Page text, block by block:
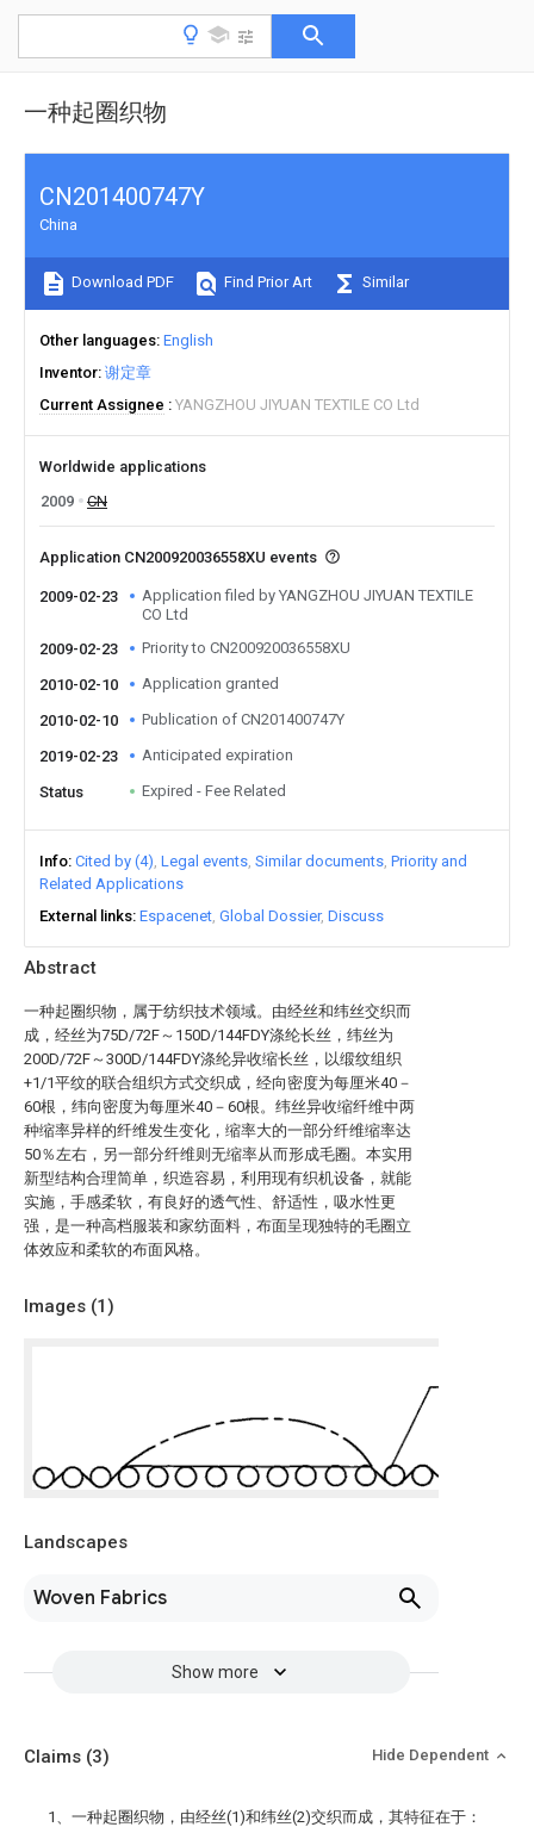
一种起圈织物
Abstract
一种起圈织物，属于纺织技术领域。由经丝和纬丝交织而
成，经丝为75D/72F～150D/144FDY涤纶长丝，纬丝为
200D/72F～300D/144FDY涤纶异收缩长丝，以缎纹组织
+1/1平纹的联合组织方式交织成，经向密度为每厘米40－
60根，纬向密度为每厘米40－60根。纬丝异收缩纤维中两
种缩率异样的纤维发生变化，缩率大的一部分纤维缩率达
50％左右，另一部分纤维则无缩率从而形成毛圈。本实用
新型结构合理简单，织造容易，利用现有织机设备，就能
实施，手感柔软，有良好的透气性、舒适性，吸水性更
强，是一种高档服装和家纺面料，布面呈现独特的毛圈立
体效应和柔软的布面风格。
Images (1)
Landscapes
Woven Fabrics
Show more
CN201400747Y
China
Download PDF Find Prior Art Similar
Other languages English
Inventor 谢定章
Current Assignee
YANGZHOU JIYUAN TEXTILE CO Ltd
Worldwide applications
2009
CN
Application CN200920036558XU events
2009-02-23
Application filed by YANGZHOU JIYUAN TEXTILE
CO Ltd
2009-02-23
Priority to CN200920036558XU
2010-02-10 Application granted
2010-02-10 Publication of CN201400747Y
2019-02-23 Anticipated expiration
Status Expired - Fee Related
Info Cited by (4) Legal events Similar documents Priority and
Related Applications
External links Espacenet Global Dossier Discuss
Claims (3) Hide Dependent
1、一种起圈织物，由经丝(1)和纬丝(2)交织而成，其特征在于：